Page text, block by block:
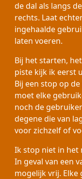
de dal als langs
rechts. Laat
ingehaalde
laten voeren.
Bij het starten,
piste kijk ik eerst
Bij een stop op
moet elke
noch de
degene die van
voor zichzelf of
Ik stop niet in het
In geval van een
mogelijk vrij.